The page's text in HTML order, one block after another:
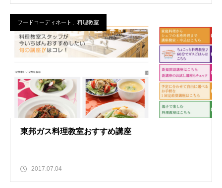
フードコーディネート、料理教室
東邦ガス料理教室おすすめ講座
2017.07.04